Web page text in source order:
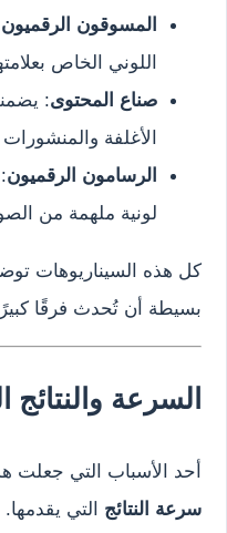
المسوقون الرقميون
اللوني الخاص
صناع المحتوى:
الأغلفة
الرسامون الرقميون
لونية ملهمة من
كل هذه السيناريوهات
بسيطة أن تُحدث فرقًا
السرعة والنتائج
أحد الأسباب التي جعلت
سرعة النتائج التي